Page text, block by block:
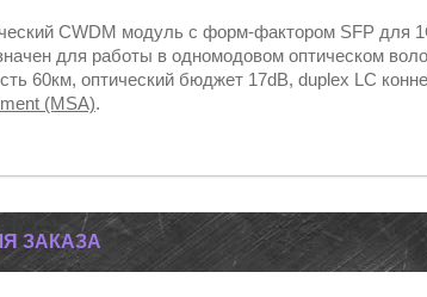
CWDM модуль с форм-фактором SFP для
для работы в одномодовом оптическом
60км, оптический бюджет 17dB, duplex LC
(MSA).
ЗАКАЗА